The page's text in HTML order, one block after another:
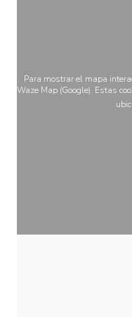
Para mostrar el mapa
Waze Map (Google). Estas